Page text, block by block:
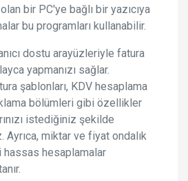
bir PC'ye bağlı bir yazıcıya
bu programları kullanabilir.
dostu arayüzleriyle fatura
yapmanızı sağlar.
şablonları, KDV hesaplama
bölümleri gibi özellikler
istediğiniz şekilde
miktar ve fiyat ondalık
hesaplamalar